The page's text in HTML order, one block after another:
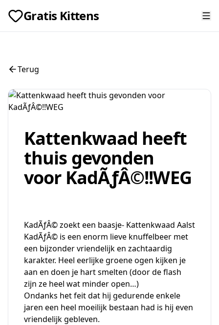
Gratis Kittens
Terug
Kattenkwaad heeft
thuis gevonden
voor KadÃƒÂ©!!WEG
KadÃƒÂ© zoekt een baasje- Kattenkwaad Aalst
KadÃƒÂ© is een enorm lieve knuffelbeer met
een bijzonder vriendelijk en zachtaardig
karakter. Heel eerlijke groene ogen kijken je
aan en doen je hart smelten (door de flash
zijn ze heel wat minder open…)
Ondanks het feit dat hij gedurende enkele
jaren een heel moeilijk bestaan had is hij even
vriendelijk gebleven.